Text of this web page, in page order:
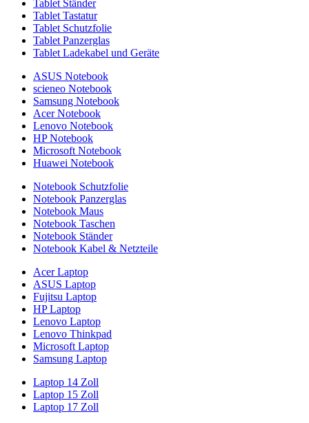
Tablet Ständer
Tablet Tastatur
Tablet Schutzfolie
Tablet Panzerglas
Tablet Ladekabel und Geräte
ASUS Notebook
scieneo Notebook
Samsung Notebook
Acer Notebook
Lenovo Notebook
HP Notebook
Microsoft Notebook
Huawei Notebook
Notebook Schutzfolie
Notebook Panzerglas
Notebook Maus
Notebook Taschen
Notebook Ständer
Notebook Kabel & Netzteile
Acer Laptop
ASUS Laptop
Fujitsu Laptop
HP Laptop
Lenovo Laptop
Lenovo Thinkpad
Microsoft Laptop
Samsung Laptop
Laptop 14 Zoll
Laptop 15 Zoll
Laptop 17 Zoll